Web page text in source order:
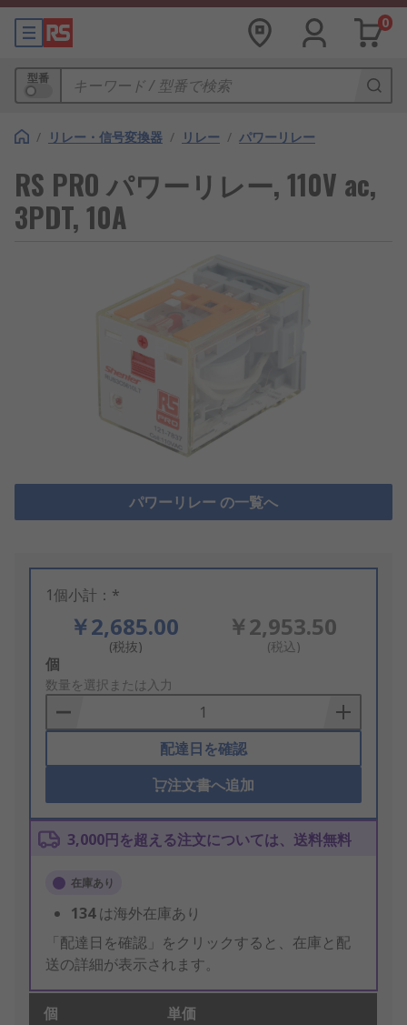
0
型番
/ リレー・信号変換器 / リレー / パワーリレー
RS PRO パワーリレー, 110V ac,
3PDT, 10A
パワーリレー の一覧へ
1個小計：*
￥2,685.00
(税抜)
￥2,953.50
(税込)
Add
to
Basket
個
数量を選択または入力
配達日を確認
注文書へ追加
3,000円を超える注文については、送料無料
在庫あり
134は海外在庫あり
「配達日を確認」をクリックすると、在庫と配
送の詳細が表示されます。
個 単価